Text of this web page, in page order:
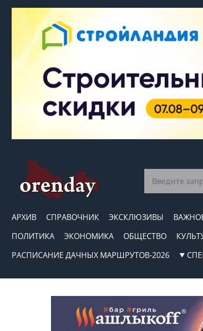
АРХИВ СПРАВОЧНИК ЭКСКЛЮЗИВЫ
ПОЛИТИКА
ЭКОНОМИКА ОБЩЕСТВО
РАСПИСАНИЕ ДАЧНЫХ МАРШРУТОВ-2026